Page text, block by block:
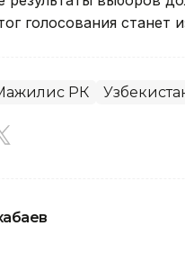
голосования станет
РК